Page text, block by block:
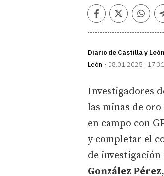
Facebook
Twitter
Diario de Castilla y
León
08.01.2025 | 17:31
Investigadores
las minas de oro
en campo con
y completar el
de investigación
González Pérez,